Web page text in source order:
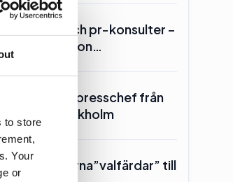
to store
Your
or
Lars Lerin och pr-konsulter –
Ulf Kristersson…
SKR hämtar presschef från
Region Stockholm
Toppolitikerna”valfärdar” till